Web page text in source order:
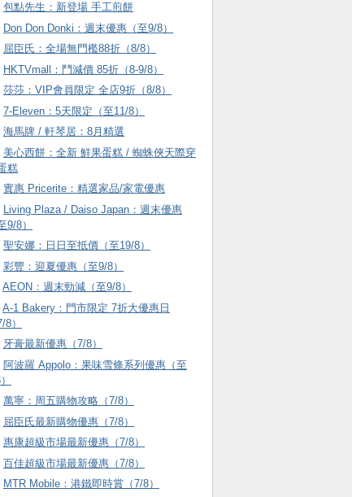
包點先生：新登場 手工煎餅
Don Don Donki：週末優惠（至9/8）
屈臣氏：全場無門檻88折（8/8）
HKTVmall ：鬥減價 85折（8-9/8）
莎莎：VIP會員限定 全店9折（8/8）
7-Eleven：5天限定（至11/8）
海馬牌 / 軒琴居：8月精選
美心西餅：全新 鮮果蛋糕 / 蜘蛛俠天際穿
糕
實惠 Pricerite：精選家品/家電優惠
Living Plaza / Daiso Japan：週末優惠
9/8）
聖安娜：日日至抵價（至19/8）
彩豐：迎夏優惠（至9/8）
AEON：週末勁減（至9/8）
A-1 Bakery：門市限定 7折大優惠日
8）
牙膏最新優惠（7/8）
阿波羅 Appolo：果味雪條系列優惠（至
萬寧：周五購物攻略（7/8）
屈臣氏最新購物優惠（7/8）
惠康超級市場最新優惠（7/8）
百佳超級市場最新優惠（7/8）
MTR Mobile：港鐵即時賞（7/8）